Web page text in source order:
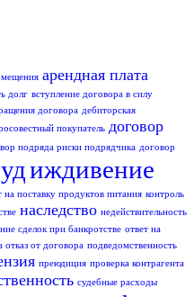
арендная плата
долг вступление договора в силу
договора дебиторская
покупатель договор
подряда риски подрядчика договор
иждивение
на поставку продуктов питания контроль
наследство недействительность
сделок при банкротстве ответ на
отказ от договора подведомственность
преюдиция проверка контрагента
судебные расходы